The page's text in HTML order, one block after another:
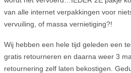
van alle internet verpakkingen voor
vervuiling, of massa vernietiging?!
Wij hebben een hele tijd geleden een
gratis retourneren en daarna weer 3
retournering zelf laten bekostigen.